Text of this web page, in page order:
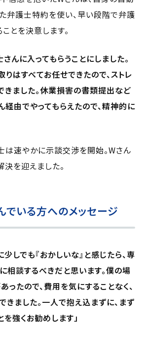
弁護士特約を使い、早い段階で弁護
とを決意します。
んに入ってもらうことにしました。
はすべてお任せできたので、ストレ
きました。休業損害の書類提出など
経由でやってもらえたので、精神的に
は速やかに示談交渉を開始。Wさん
を迎えました。
でいる方へのメッセージ
しでも『おかしいな』と感じたら、専
相談するべきだと思います。僕の場
たので、費用を気にすることなく、
ました。一人で抱え込まずに、まず
強くお勧めします」